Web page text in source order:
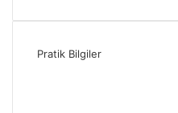
Pratik Bilgiler